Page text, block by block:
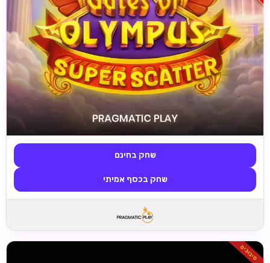
שחק בחינם
שחק בכסף אמיתי
סיבובים